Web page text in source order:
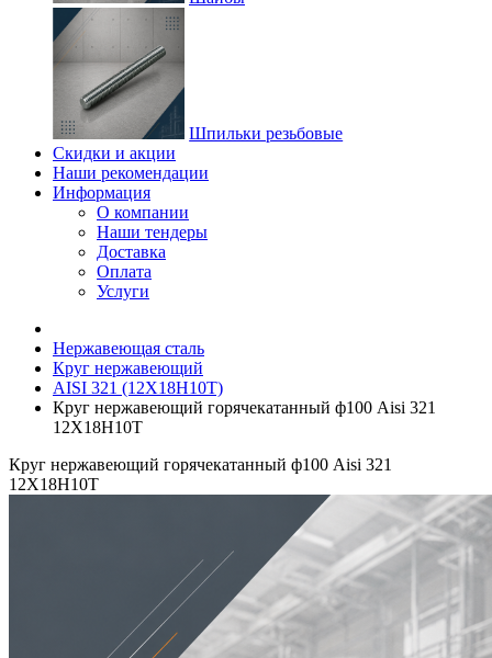
Шпильки резьбовые
Скидки и акции
Наши рекомендации
Информация
О компании
Наши тендеры
Доставка
Оплата
Услуги
Нержавеющая сталь
Круг нержавеющий
AISI 321 (12Х18Н10Т)
Круг нержавеющий горячекатанный ф100 Aisi 321
12Х18Н10Т
Круг нержавеющий горячекатанный ф100 Aisi 321
12Х18Н10Т